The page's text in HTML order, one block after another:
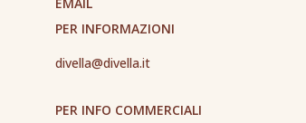
PER INFORMAZIONI
divella@divella.it
PER INFO COMMERCIALI